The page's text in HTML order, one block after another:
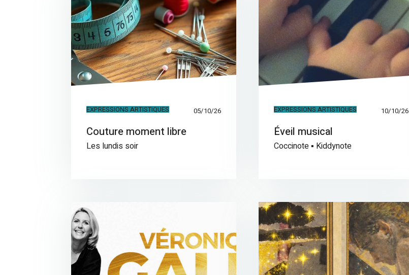
EXPRESSIONS ARTISTIQUES 05/10/26
Couture moment libre
Les lundis soir
EXPRESSIONS ARTISTIQUES 10/10/26
Éveil musical
Coccinote ▪ Kiddynote